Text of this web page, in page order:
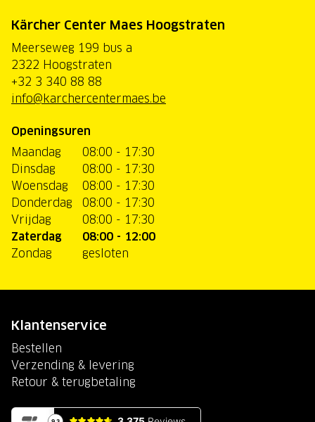
Kärcher Center Maes Hoogstraten
Meerseweg 199 bus a
2322 Hoogstraten
+32 3 340 88 88
info@karchercentermaes.be
Openingsuren
Maandag
08:00 - 17:30
Dinsdag
08:00 - 17:30
Woensdag
08:00 - 17:30
Donderdag
08:00 - 17:30
Vrijdag
08:00 - 17:30
Zaterdag
08:00 - 12:00
Zondag
gesloten
Klantenservice
Bestellen
Verzending & levering
Retour & terugbetaling